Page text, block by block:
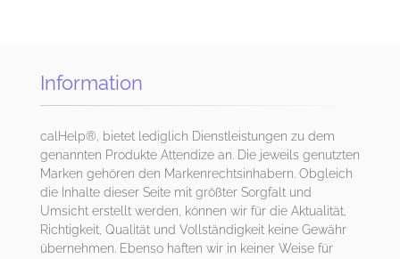
Information
calHelp®, bietet lediglich Dienstleistungen zu dem
genannten Produkte Attendize an. Die jeweils genutzten
Marken gehören den Markenrechtsinhabern. Obgleich
die Inhalte dieser Seite mit größter Sorgfalt und
Umsicht erstellt werden, können wir für die Aktualität,
Richtigkeit, Qualität und Vollständigkeit keine Gewähr
übernehmen. Ebenso haften wir in keiner Weise für